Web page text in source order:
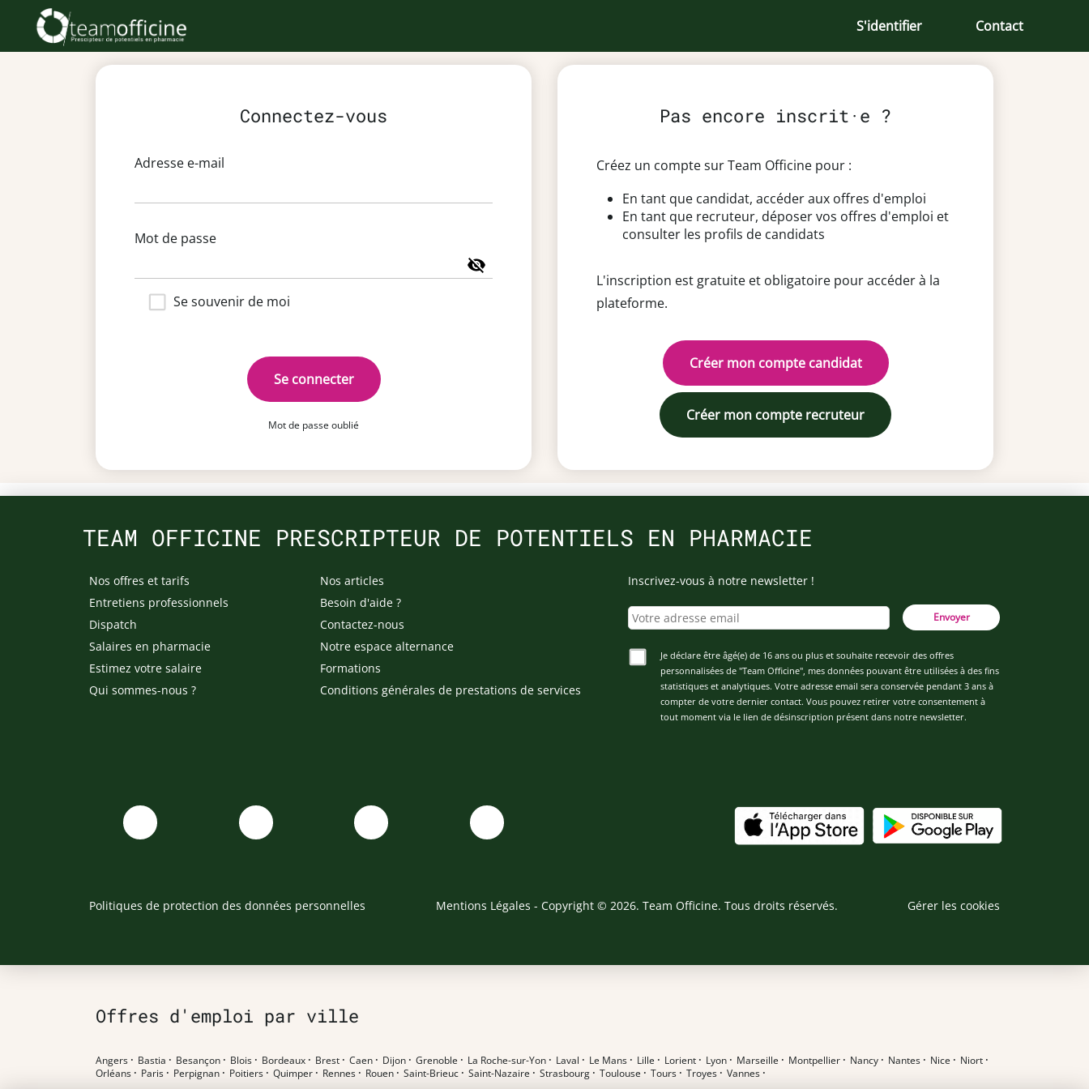
S'identifier Contact
Connectez-vous
Adresse e-mail
Mot de passe
Se souvenir de moi
Se connecter
Mot de passe oublié
Pas encore inscrit·e ?
Créez un compte sur Team Officine pour :
En tant que candidat, accéder aux offres d'emploi
En tant que recruteur, déposer vos offres d'emploi et
consulter les profils de candidats
L'inscription est gratuite et obligatoire pour accéder à la
plateforme.
Créer mon compte candidat
Créer mon compte recruteur
TEAM OFFICINE PRESCRIPTEUR DE POTENTIELS EN PHARMACIE
Nos offres et tarifs
Entretiens professionnels
Dispatch
Salaires en pharmacie
Estimez votre salaire
Qui sommes-nous ?
Nos articles
Besoin d'aide ?
Contactez-nous
Notre espace alternance
Formations
Conditions générales de prestations de services
Inscrivez-vous à notre newsletter !
Envoyer
Je déclare être âgé(e) de 16 ans ou plus et souhaite recevoir des offres
personnalisées de "Team Officine", mes données pouvant être utilisées à des fins
statistiques et analytiques. Votre adresse email sera conservée pendant 3 ans à
compter de votre dernier contact. Vous pouvez retirer votre consentement à
tout moment via le lien de désinscription présent dans notre newsletter.
Politiques de protection des données personnelles Mentions Légales - Copyright © 2026. Team Officine. Tous droits réservés. Gérer les cookies
Offres d'emploi par ville
Angers · Bastia · Besançon · Blois · Bordeaux · Brest · Caen · Dijon · Grenoble · La Roche-sur-Yon · Laval · Le Mans · Lille · Lorient · Lyon · Marseille · Montpellier · Nancy · Nantes · Nice · Niort ·
Orléans · Paris · Perpignan · Poitiers · Quimper · Rennes · Rouen · Saint-Brieuc · Saint-Nazaire · Strasbourg · Toulouse · Tours · Troyes · Vannes ·